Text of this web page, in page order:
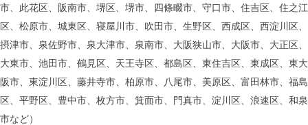
市、此花区、阪南市、堺区、堺市、四條畷市、守口市、住吉区、住之江
区、松原市、城東区、寝屋川市、吹田市、生野区、西成区、西淀川区、
摂津市、泉佐野市、泉大津市、泉南市、大阪狭山市、大阪市、大正区、
大東市、池田市、鶴見区、天王寺区、都島区、東住吉区、東成区、東大
阪市、東淀川区、藤井寺市、柏原市、八尾市、美原区、富田林市、福島
区、平野区、豊中市、枚方市、箕面市、門真市、淀川区、浪速区、和泉
市など）